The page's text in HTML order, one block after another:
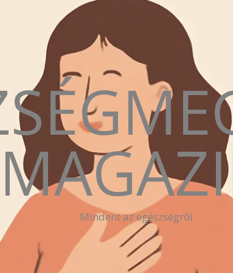
Mindent az egészségről